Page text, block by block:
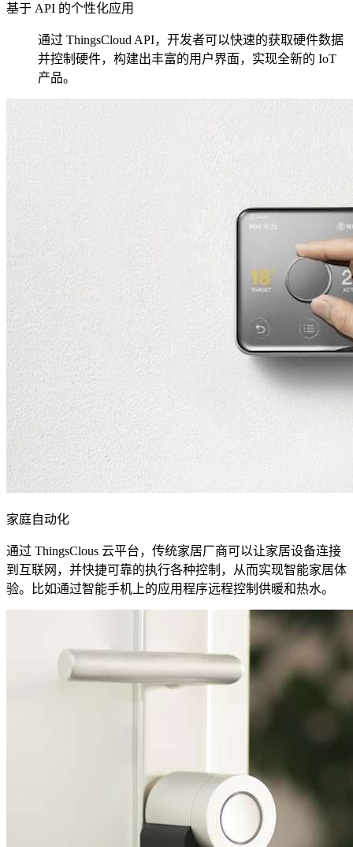
基于 API 的个性化应用
通过 ThingsCloud API，开发者可以快速的获取硬件数据
并控制硬件，构建出丰富的用户界面，实现全新的 IoT
产品。
家庭自动化
通过 ThingsClous 云平台，传统家居厂商可以让家居设备连接
到互联网，并快捷可靠的执行各种控制，从而实现智能家居体
验。比如通过智能手机上的应用程序远程控制供暖和热水。